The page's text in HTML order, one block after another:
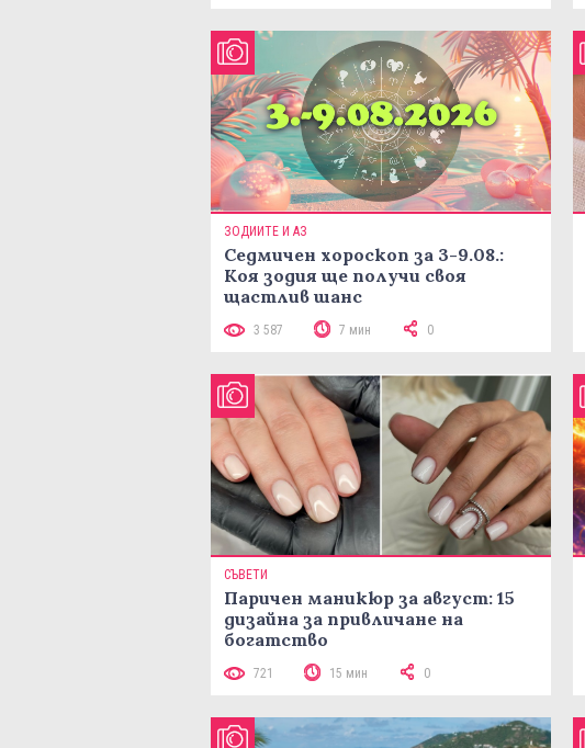
ЗОДИИТЕ И АЗ
Седмичен хороскоп за 3-9.08.:
Коя зодия ще получи своя
щастлив шанс
3 587 7 мин 0
СЪВЕТИ
Паричен маникюр за август: 15
дизайна за привличане на
богатство
721 15 мин 0